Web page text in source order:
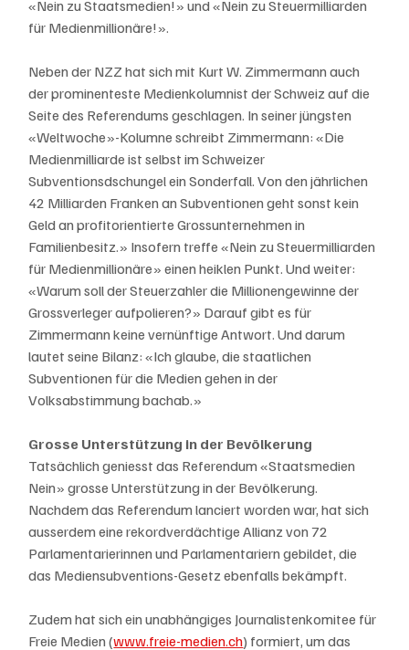
«Nein zu Staatsmedien!» und «Nein zu Steuermilliarden
für Medienmillionäre!».
Neben der NZZ hat sich mit Kurt W. Zimmermann auch
der prominenteste Medienkolumnist der Schweiz auf die
Seite des Referendums geschlagen. In seiner jüngsten
«Weltwoche»-Kolumne schreibt Zimmermann: «Die
Medienmilliarde ist selbst im Schweizer
Subventionsdschungel ein Sonderfall. Von den jährlichen
42 Milliarden Franken an Subventionen geht sonst kein
Geld an profitorientierte Grossunternehmen in
Familienbesitz.» Insofern treffe «Nein zu Steuermilliarden
für Medienmillionäre» einen heiklen Punkt. Und weiter:
«Warum soll der Steuerzahler die Millionengewinne der
Grossverleger aufpolieren?» Darauf gibt es für
Zimmermann keine vernünftige Antwort. Und darum
lautet seine Bilanz: «Ich glaube, die staatlichen
Subventionen für die Medien gehen in der
Volksabstimmung bachab.»
Grosse Unterstützung in der Bevölkerung
Tatsächlich geniesst das Referendum «Staatsmedien
Nein» grosse Unterstützung in der Bevölkerung.
Nachdem das Referendum lanciert worden war, hat sich
ausserdem eine rekordverdächtige Allianz von 72
Parlamentarierinnen und Parlamentariern gebildet, die
das Mediensubventions-Gesetz ebenfalls bekämpft.
Zudem hat sich ein unabhängiges Journalistenkomitee für
Freie Medien (www.freie-medien.ch) formiert, um das